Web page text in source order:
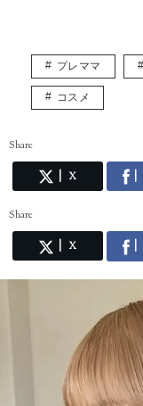
プレママ
コスメ
Share
X
Share
X